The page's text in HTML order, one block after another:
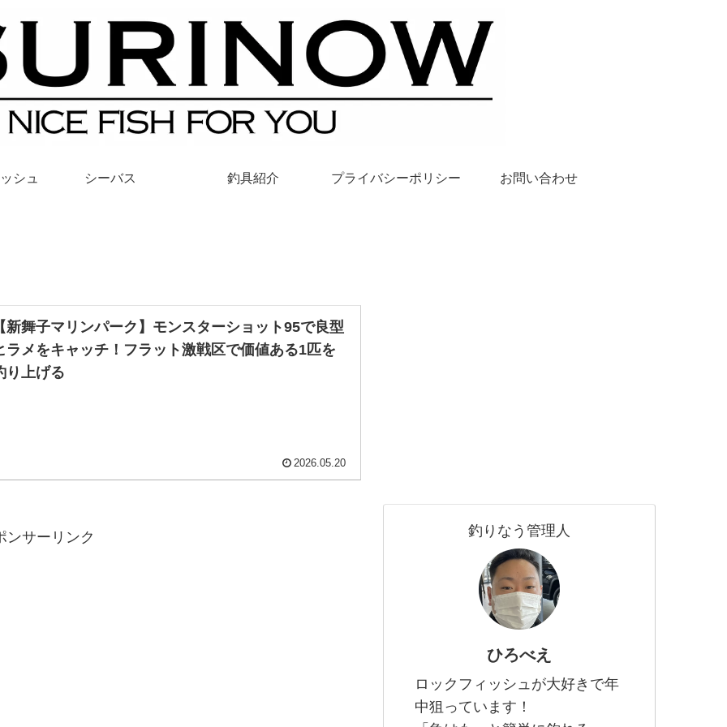
シュ シーバス 釣具紹介 プライバシーポリシー お問い合わせ
新舞子マリンパーク】モンスターショット95で良型
ラメをキャッチ！フラット激戦区で価値ある1匹を
り上げる
2026.05.20
ンサーリンク 釣りなう管理人
ひろべえ
ロックフィッシュが大好きで年
中狙っています！